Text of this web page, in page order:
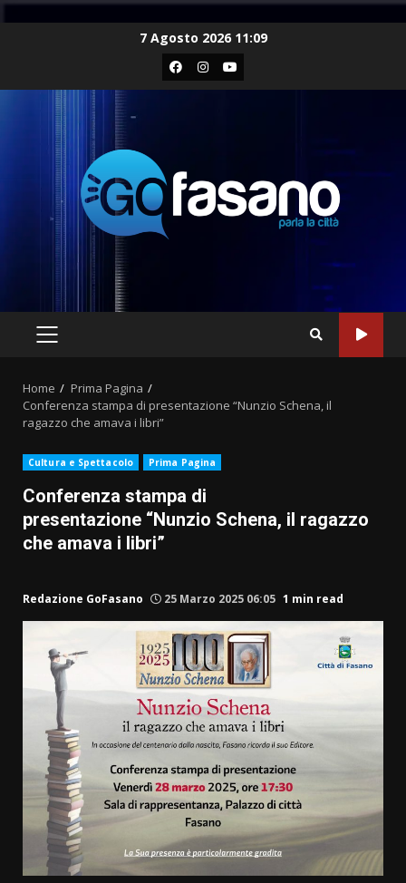
7 Agosto 2026 11:09
Facebook
Instagram
Youtube
PRIMARY
Home
Prima Pagina
Conferenza stampa di presentazione “Nunzio Schena, il
ragazzo che amava i libri”
Cultura e Spettacolo Prima Pagina
Conferenza stampa di
presentazione “Nunzio Schena, il ragazzo
che amava i libri”
Redazione GoFasano 25 Marzo 2025 06:05 1 min read